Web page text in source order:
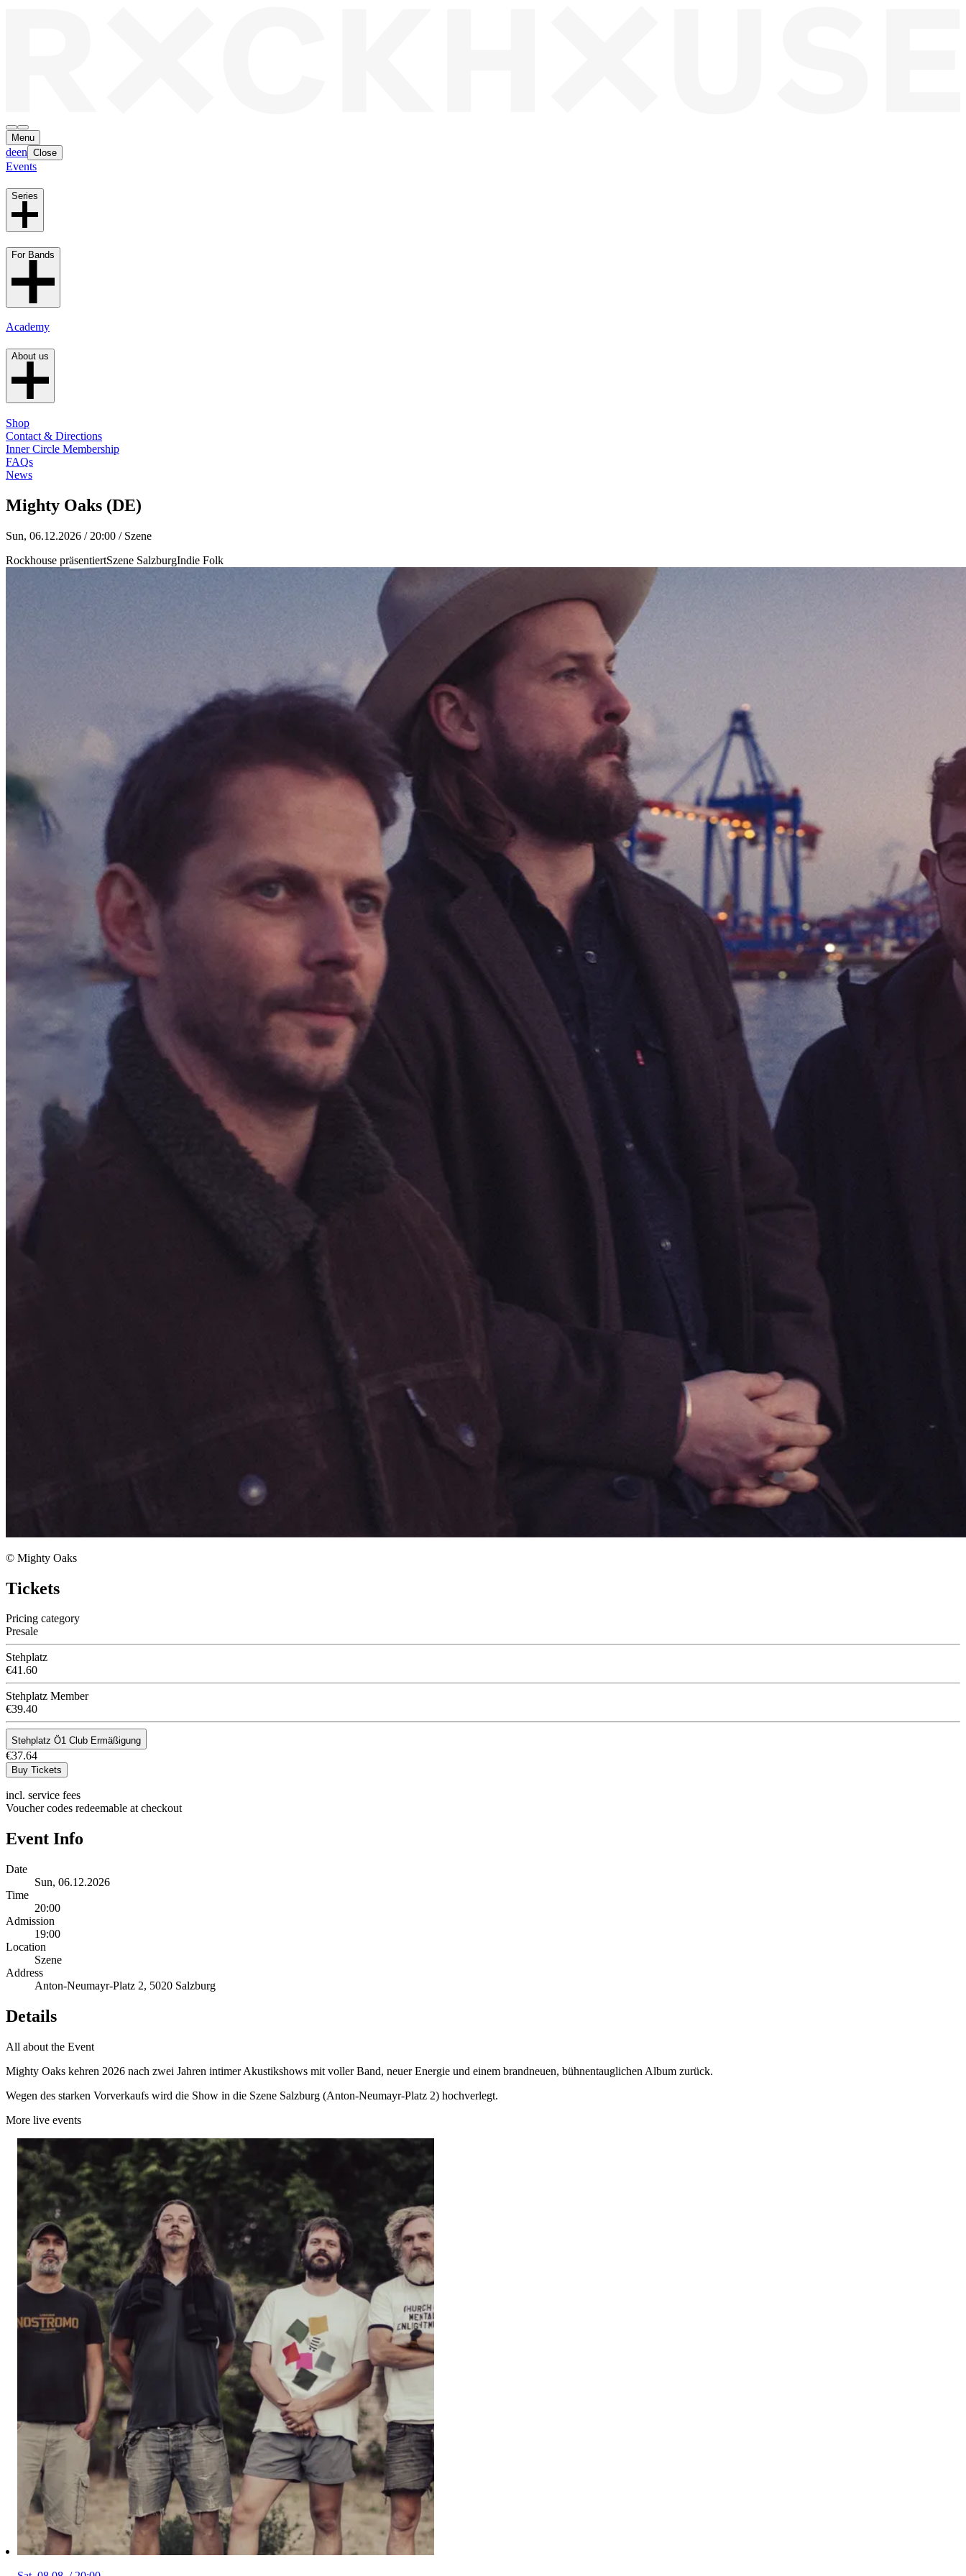
Menu
deen Close
Events
Series
For Bands
Academy
About us
Shop
Contact & Directions
Inner Circle Membership
FAQs
News
Mighty Oaks (DE)
Sun, 06.12.2026 / 20:00 / Szene
Rockhouse präsentiertSzene SalzburgIndie Folk
© Mighty Oaks
Tickets
Pricing category
Presale
Stehplatz
€41.60
Stehplatz Member
€39.40
Stehplatz Ö1 Club Ermäßigung
€37.64
Buy Tickets
incl. service fees
Voucher codes redeemable at checkout
Event Info
Date
Sun, 06.12.2026
Time
20:00
Admission
19:00
Location
Szene
Address
Anton-Neumayr-Platz 2, 5020 Salzburg
Details
All about the Event
Mighty Oaks kehren 2026 nach zwei Jahren intimer Akustikshows mit voller Band, neuer Energie und einem brandneuen, bühnentauglichen Album zurück.
Wegen des starken Vorverkaufs wird die Show in die Szene Salzburg (Anton-Neumayr-Platz 2) hochverlegt.
More live events